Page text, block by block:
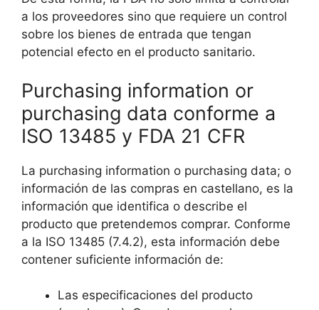
a los proveedores sino que requiere un control
sobre los bienes de entrada que tengan
potencial efecto en el producto sanitario.
Purchasing information or
purchasing data conforme a
ISO 13485 y FDA 21 CFR
La purchasing information o purchasing data; o
información de las compras en castellano, es la
información que identifica o describe el
producto que pretendemos comprar. Conforme
a la ISO 13485 (7.4.2), esta información debe
contener suficiente información de:
Las especificaciones del producto